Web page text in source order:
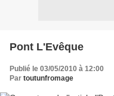
Pont L'Evêque
Publié le 03/05/2010 à 12:00
Par toutunfromage